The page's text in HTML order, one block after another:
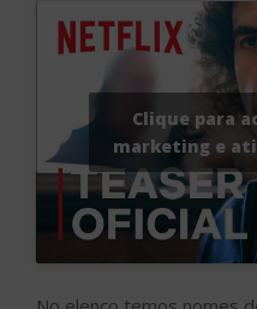
Clique para
marketing e